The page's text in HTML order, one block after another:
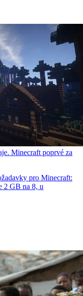
Minecraft poprvé za
pro Minecraft:
2 GB na 8, u